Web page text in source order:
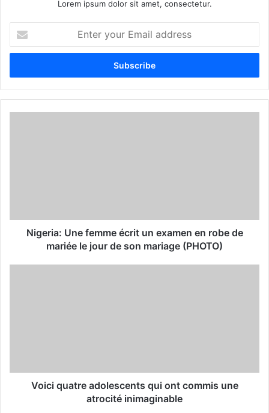
Lorem ipsum dolor sit amet, consectetur.
t
r
y
Nigeria: Une femme écrit un examen en robe de
mariée le jour de son mariage (PHOTO)
Voici quatre adolescents qui ont commis une
atrocité inimaginable